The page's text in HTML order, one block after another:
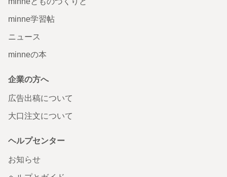
minne学習帖
ニュース
minneの本
企業の方へ
広告出稿について
大口注文について
ヘルプセンター
お知らせ